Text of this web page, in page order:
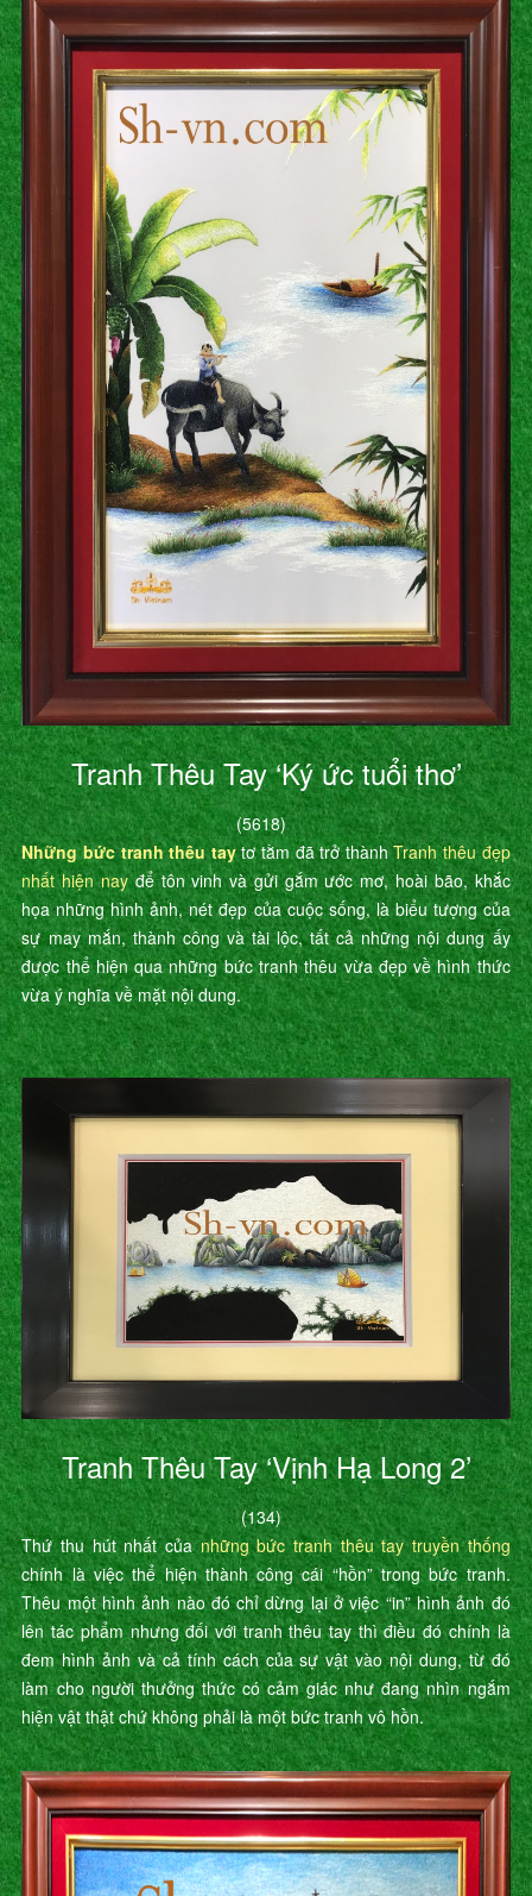
Tranh Thêu Tay ‘Ký ức tuổi thơ’
(5618)
Những bức tranh thêu taytơ tằm đã trở thànhTranh thêu đẹp
nhất hiện nayđể tôn vinh và gửi gắm ước mơ, hoài bão, khắc
họa những hình ảnh, nét đẹp của cuộc sống, là biểu tượng của
sự may mắn, thành công và tài lộc, tất cả những nội dung ấy
được thể hiện qua những bức tranh thêu vừa đẹp về hình thức
vừa ý nghĩa về mặt nội dung.
Tranh Thêu Tay ‘Vịnh Hạ Long 2’
(134)
Thứ thu hút nhất củanhững bức tranh thêu tay truyền thống
chính là việc thể hiện thành công cái “hồn” trong bức tranh.
Thêu một hình ảnh nào đó chỉ dừng lại ở việc “in” hình ảnh đó
lên tác phẩm nhưng đối với tranh thêu tay thì điều đó chính là
đem hình ảnh và cả tính cách của sự vật vào nội dung, từ đó
làm cho người thưởng thức có cảm giác như đang nhìn ngắm
hiện vật thật chứ không phải là một bức tranh vô hồn.